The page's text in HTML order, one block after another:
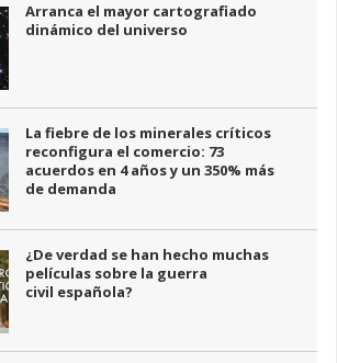
Arranca el mayor cartografiado
dinámico del universo
La fiebre de los minerales críticos
reconfigura el comercio: 73
acuerdos en 4 años y un 350% más
de demanda
¿De verdad se han hecho muchas
películas sobre la guerra
civil española?